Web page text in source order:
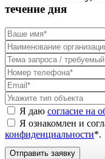
течение дня
Я даю согласие на
Я ознакомлен и
конфиденциальности*.
Отправить заявку